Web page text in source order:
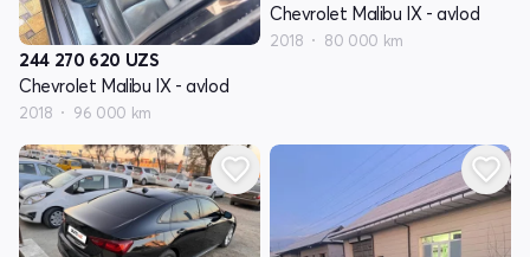
244 270 620 UZS
Chevrolet Malibu IX - avlod
2018 96 000 km
Chevrolet Malibu IX - avlod
2018 80 000 km